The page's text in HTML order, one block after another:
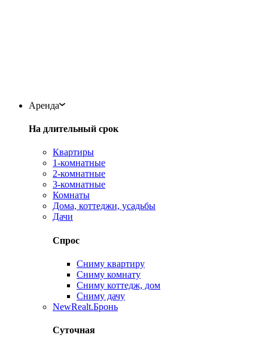
Аренда
На длительный срок
Квартиры
1-комнатные
2-комнатные
3-комнатные
Комнаты
Дома, коттеджи, усадьбы
Дачи
Спрос
Сниму квартиру
Сниму комнату
Сниму коттедж, дом
Сниму дачу
NewRealt.Бронь
Суточная